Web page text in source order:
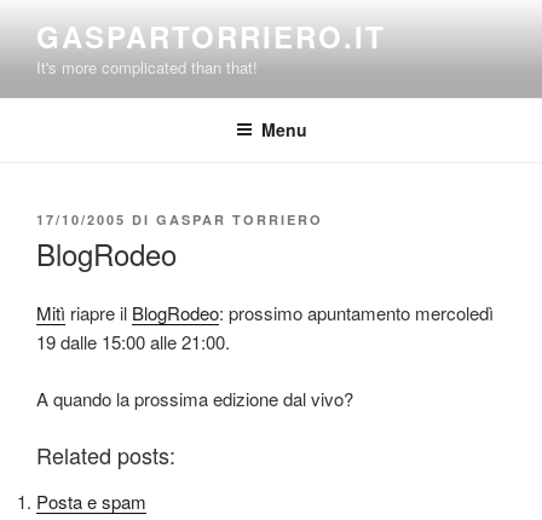
contenuto
GASPARTORRIERO.IT
It's more complicated than that!
Menu
PUBBLICATO
17/10/2005 DI GASPAR TORRIERO
BlogRodeo
Mitì riapre il BlogRodeo: prossimo apuntamento mercoledì
19 dalle 15:00 alle 21:00.
A quando la prossima edizione dal vivo?
Related posts:
Posta e spam